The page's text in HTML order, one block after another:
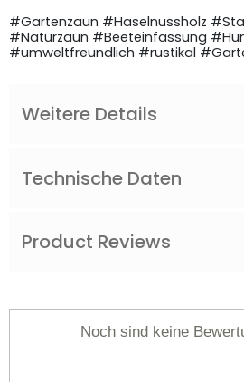
#Gartenzaun #Haselnussholz
#Naturzaun #Beeteinfassung
#umweltfreundlich #rustikal
Weitere Details
Technische Daten
Product Reviews
Noch sind keine